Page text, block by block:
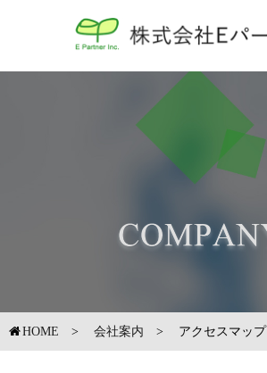
HOME 会社案内 アクセスマップ